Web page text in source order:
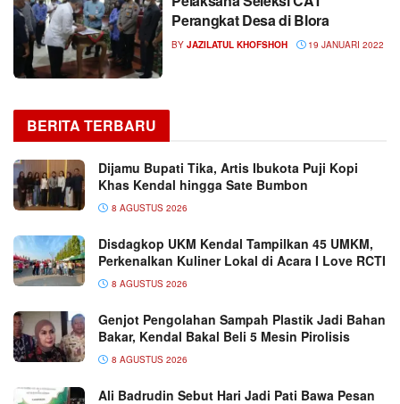
Perangkat Desa di Blora
BY JAZILATUL KHOFSHOH 19 JANUARI 2022
BERITA TERBARU
Dijamu Bupati Tika, Artis Ibukota Puji Kopi
Khas Kendal hingga Sate Bumbon
8 AGUSTUS 2026
Disdagkop UKM Kendal Tampilkan 45 UMKM,
Perkenalkan Kuliner Lokal di Acara I Love RCTI
8 AGUSTUS 2026
Genjot Pengolahan Sampah Plastik Jadi Bahan
Bakar, Kendal Bakal Beli 5 Mesin Pirolisis
8 AGUSTUS 2026
Ali Badrudin Sebut Hari Jadi Pati Bawa Pesan